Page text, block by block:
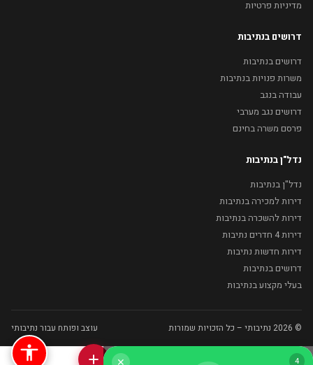
מדיניות פרטיות
דרושים בנתיבות
דרושים בנתיבות
משרות פנויות בנתיבות
עבודה בנגב
דרושים נגב מערבי
פרסם משרה בחינם
נדל"ן בנתיבות
נדל"ן בנתיבות
דירות למכירה בנתיבות
דירות להשכרה בנתיבות
דירות 4 חדרים נתיבות
דירות חדשות נתיבות
דרושים בנתיבות
בעלי מקצוע בנתיבות
© 2026 נתיבותי – כל הזכויות שמורות עוצב ופותח עבור נתיבותי
✕ 3